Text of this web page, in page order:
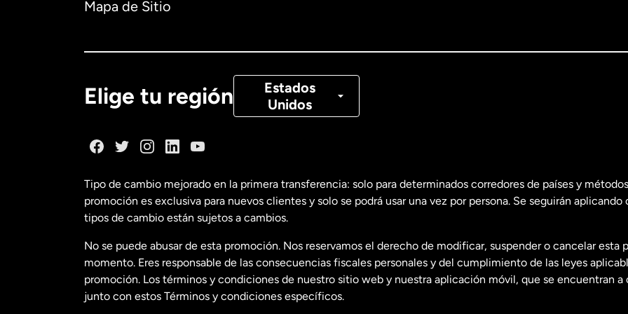
Mapa de Sitio
Elige tu región
Estados
Unidos
Canadá Français
Estados Unidos English
Estados Unidos Español
Francia
Tipo de cambio mejorado en la primera transferencia: solo para determinados corredores de países y
promoción es exclusiva para nuevos clientes y solo se podrá usar una vez por persona. Se seguirán aplicando
tipos de cambio están sujetos a cambios.
No se puede abusar de esta promoción. Nos reservamos el derecho de modificar, suspender o cancelar esta
momento. Eres responsable de las consecuencias fiscales personales y del cumplimiento de las leyes
promoción. Los términos y condiciones de nuestro sitio web y nuestra aplicación móvil, que se encuentran
junto con estos Términos y condiciones específicos.